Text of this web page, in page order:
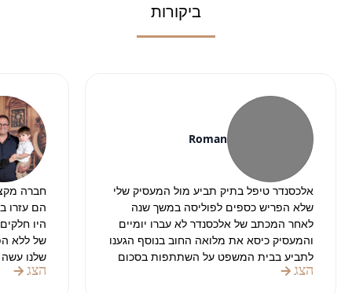
ביקורות
Roman
אלכסנדר טיפל בתיק תביע מול המעסיק שלי
שלא הפריש כספים לפוליסה במשך שנה
לאחר המכתב של אלכסנדר לא עברו יומיים
והמעסיק כיסא את מלואה החוב בנוסף הגענו
לתביע בבית המשפט על השתתפות בסכום
הטרחה לעורך דין וגם שם אלכסנדר הצליח
הצג
חברה
הם עזרו
של ללא
שלנו
והניירת.
הצג